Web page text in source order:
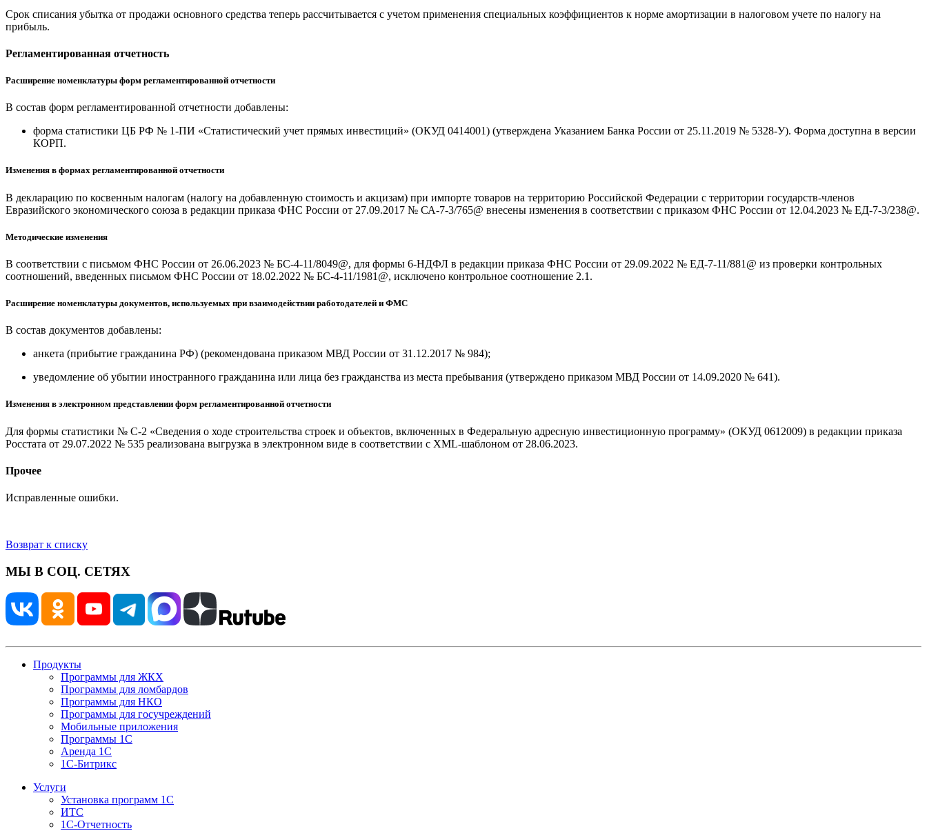
Срок списания убытка от продажи основного средства теперь рассчитывается с учетом применения специальных коэффициентов к норме амортизации в налоговом учете по налогу на
прибыль.
Регламентированная отчетность
Расширение номенклатуры форм регламентированной отчетности
В состав форм регламентированной отчетности добавлены:
форма статистики ЦБ РФ № 1-ПИ «Статистический учет прямых инвестиций» (ОКУД 0414001) (утверждена Указанием Банка России от 25.11.2019 № 5328-У). Форма доступна в версии
КОРП.
Изменения в формах регламентированной отчетности
В декларацию по косвенным налогам (налогу на добавленную стоимость и акцизам) при импорте товаров на территорию Российской Федерации с территории государств-членов
Евразийского экономического союза в редакции приказа ФНС России от 27.09.2017 № СА-7-3/765@ внесены изменения в соответствии с приказом ФНС России от 12.04.2023 № ЕД-7-3/238@.
Методические изменения
В соответствии с письмом ФНС России от 26.06.2023 № БС-4-11/8049@, для формы 6-НДФЛ в редакции приказа ФНС России от 29.09.2022 № ЕД-7-11/881@ из проверки контрольных
соотношений, введенных письмом ФНС России от 18.02.2022 № БС-4-11/1981@, исключено контрольное соотношение 2.1.
Расширение номенклатуры документов, используемых при взаимодействии работодателей и ФМС
В состав документов добавлены:
анкета (прибытие гражданина РФ) (рекомендована приказом МВД России от 31.12.2017 № 984);
уведомление об убытии иностранного гражданина или лица без гражданства из места пребывания (утверждено приказом МВД России от 14.09.2020 № 641).
Изменения в электронном представлении форм регламентированной отчетности
Для формы статистики № С-2 «Сведения о ходе строительства строек и объектов, включенных в Федеральную адресную инвестиционную программу» (ОКУД 0612009) в редакции приказа
Росстата от 29.07.2022 № 535 реализована выгрузка в электронном виде в соответствии с XML-шаблоном от 28.06.2023.
Прочее
Исправленные ошибки.
Возврат к списку
МЫ В СОЦ. СЕТЯХ
Продукты
Программы для ЖКХ
Программы для ломбардов
Программы для НКО
Программы для госучреждений
Мобильные приложения
Программы 1С
Аренда 1С
1С-Битрикс
Услуги
Установка программ 1С
ИТС
1С-Отчетность